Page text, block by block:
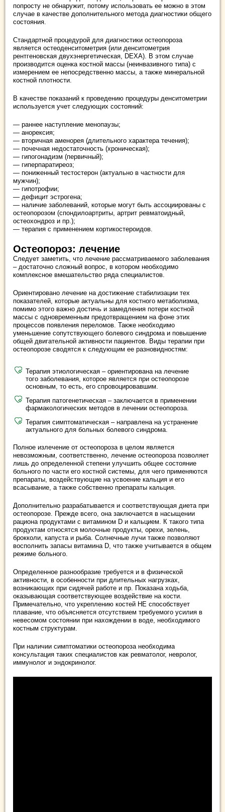
попросту не обнаружит, потому использовать ее можно в этом
случае в качестве дополнительного метода диагностики общего
состояния.
Стандартной процедурой для диагностики остеопороза
является остеоденситометрия (или денситометрия
рентгеновская двухэнергетическая, DEXA). В этом случае
производится оценка костной массы (неинвазивного типа) с
измерением ее непосредственно массы, а также минеральной
костной плотности.
В качестве показаний к проведению процедуры денситометрии
используется учет следующих состояний:
— раннее наступление менопаузы;
— анорексия;
— вторичная аменорея (длительного характера течения);
— почечная недостаточность (хроническая);
— гипогонадизм (первичный);
— гиперпаратиреоз;
— пониженный тестостерон (актуально в частности для
мужчин);
— гипотрофии;
— дефицит эстрогена;
— наличие заболеваний, которые могут быть ассоциированы с
остеопорозом (спондилоартриты, артрит ревматоидный,
остеохондроз и пр.);
— терапия с применением кортикостероидов.
Остеопороз: лечение
Следует заметить, что лечение рассматриваемого заболевания
– достаточно сложный вопрос, в котором необходимо
комплексное вмешательство ряда специалистов.
Ориентировано лечение на достижение стабилизации тех
показателей, которые актуальны для костного метаболизма,
помимо этого важно достичь и замедления потери костной
массы с одновременным предотвращением на фоне этих
процессов появления переломов. Также необходимо
уменьшение сопутствующего болевого синдрома и повышение
общей двигательной активности пациентов. Виды терапии при
остеопорозе сводятся к следующим ее разновидностям:
Терапия этиологическая – ориентирована на лечение
того заболевания, которое является при остеопорозе
основным, то есть, его спровоцировавшим.
Терапия патогенетическая – заключается в применении
фармакологических методов в лечении остеопороза.
Терапия симптоматическая – направлена на устранение
актуального для больных болевого синдрома.
Полное излечение от остеопороза в целом является
невозможным, соответственно, лечение остеопороза позволяет
лишь до определенной степени улучшить общее состояние
больного по части его костной системы, для чего применяются
препараты, воздействующие на усвоение кальция и его
всасывание, а также собственно препараты кальция.
Дополнительно разрабатывается и соответствующая диета при
остеопорозе. Прежде всего, она заключается в насыщении
рациона продуктами с витамином D и кальцием. К такого типа
продуктам относятся молочные продукты, орехи, зелень,
брокколи, капуста и рыба. Солнечные лучи также позволяют
восполнить запасы витамина D, что также учитывается в общем
режиме больного.
Определенное разнообразие требуется и в физической
активности, в особенности при длительных нагрузках,
возникающих при сидячей работе и пр. Показана ходьба,
оказывающая соответствующее воздействие на кости.
Примечательно, что укреплению костей НЕ способствует
плавание, что объясняется отсутствием требуемого усилия в
невесомом состоянии при нахождении в воде, необходимого
костным структурам.
При наличии симптоматики остеопороза необходима
консультация таких специалистов как ревматолог, невролог,
иммунолог и эндокринолог.